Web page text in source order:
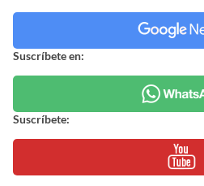
Suscríbete en:
Suscríbete: